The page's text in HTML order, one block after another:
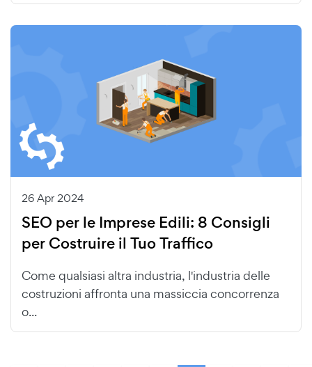
26 Apr 2024
SEO per le Imprese Edili: 8 Consigli
per Costruire il Tuo Traffico
Come qualsiasi altra industria, l'industria delle
costruzioni affronta una massiccia concorrenza
o...